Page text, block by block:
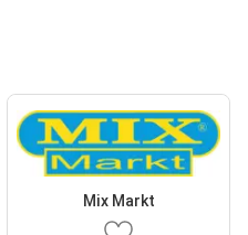
Mix Markt